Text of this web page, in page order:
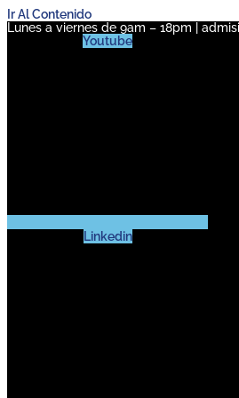
Ir Al Contenido
Lunes a viernes de 9am – 18pm |
Youtube
Linkedin